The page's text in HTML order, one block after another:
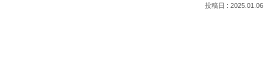
2025.01.06